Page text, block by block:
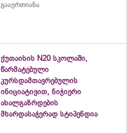
გააერთიანა
ქუთაისის N20 სკოლაში,
წარმატებული
კურსდამთავრებულის
ინიციატივით, ნიჭიერი
ახალგაზრდების
მხარდასაჭერად სტიპენდია